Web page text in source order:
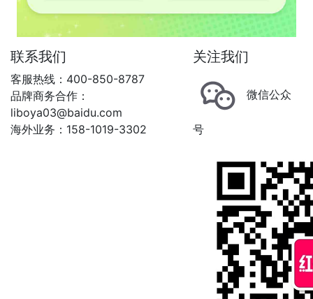
联系我们
客服热线：400-850-8787
品牌商务合作：
liboya03@baidu.com
海外业务：158-1019-3302
关注我们
微信公众
号